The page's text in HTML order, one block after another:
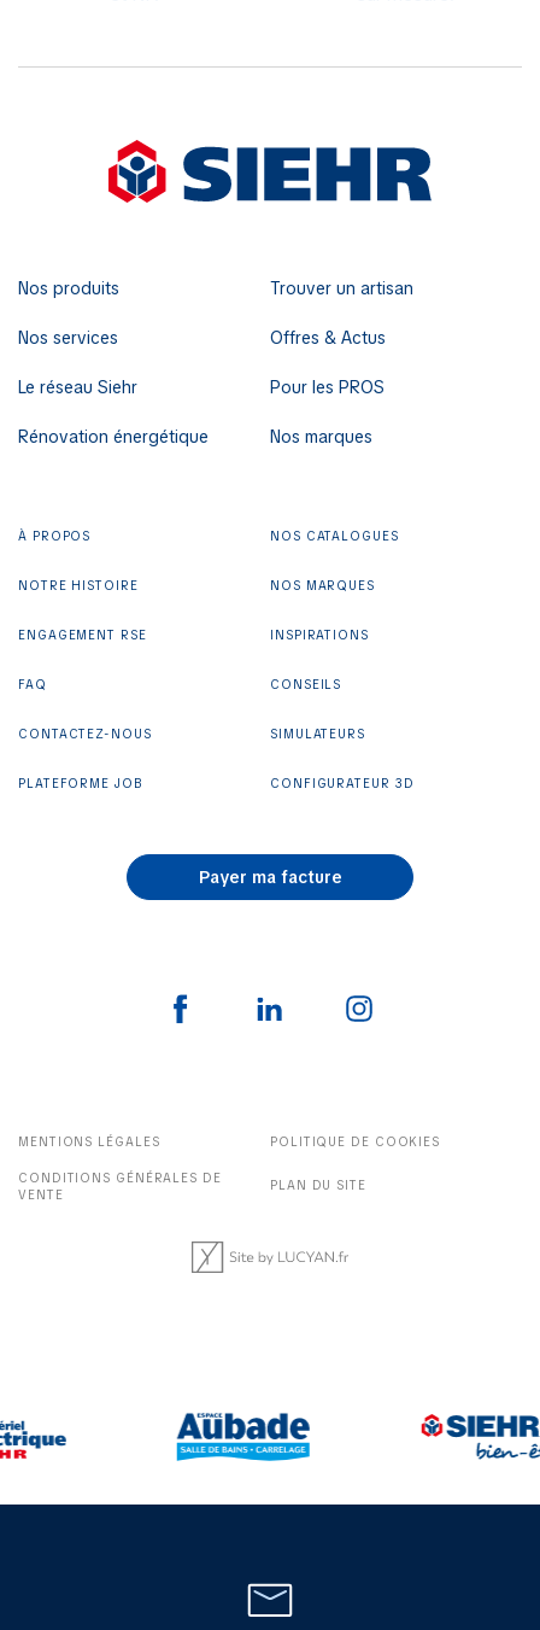
Nos produits
Nos services
Le réseau Siehr
Rénovation énergétique
Trouver un artisan
Offres & Actus
Pour les PROS
Nos marques
À PROPOS
NOTRE HISTOIRE
ENGAGEMENT RSE
FAQ
CONTACTEZ-NOUS
PLATEFORME JOB
NOS CATALOGUES
NOS MARQUES
INSPIRATIONS
CONSEILS
SIMULATEURS
CONFIGURATEUR 3D
Payer ma facture
MENTIONS LÉGALES POLITIQUE DE COOKIES
CONDITIONS GÉNÉRALES DE
VENTE
PLAN DU SITE